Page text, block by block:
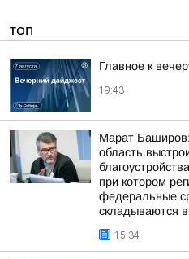
ТОП
Главное к
19:43
Марат
область
при котором
федеральные
складываются
15:34